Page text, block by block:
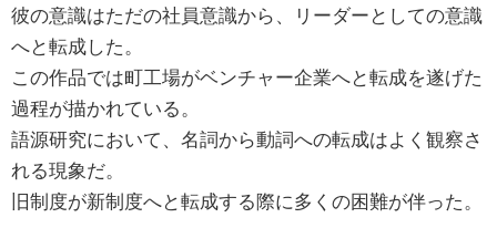
彼の意識はただの社員意識から、リーダーとしての意識
へと転成した。
この作品では町工場がベンチャー企業へと転成を遂げた
過程が描かれている。
語源研究において、名詞から動詞への転成はよく観察さ
れる現象だ。
旧制度が新制度へと転成する際に多くの困難が伴った。